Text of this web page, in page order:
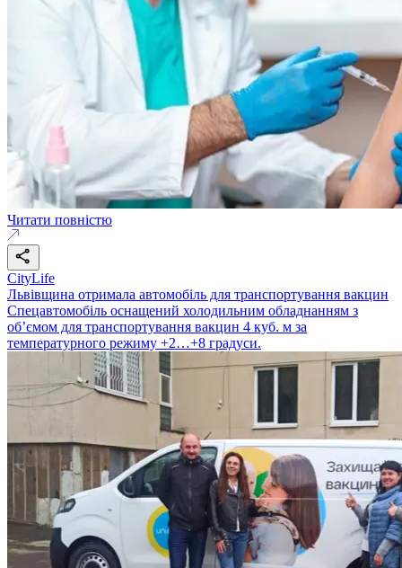
Читати повністю
CityLife
Львівщина отримала автомобіль для транспортування вакцин
Спецавтомобіль оснащений холодильним обладнанням з
об’ємом для транспортування вакцин 4 куб. м за
температурного режиму +2…+8 градуси.